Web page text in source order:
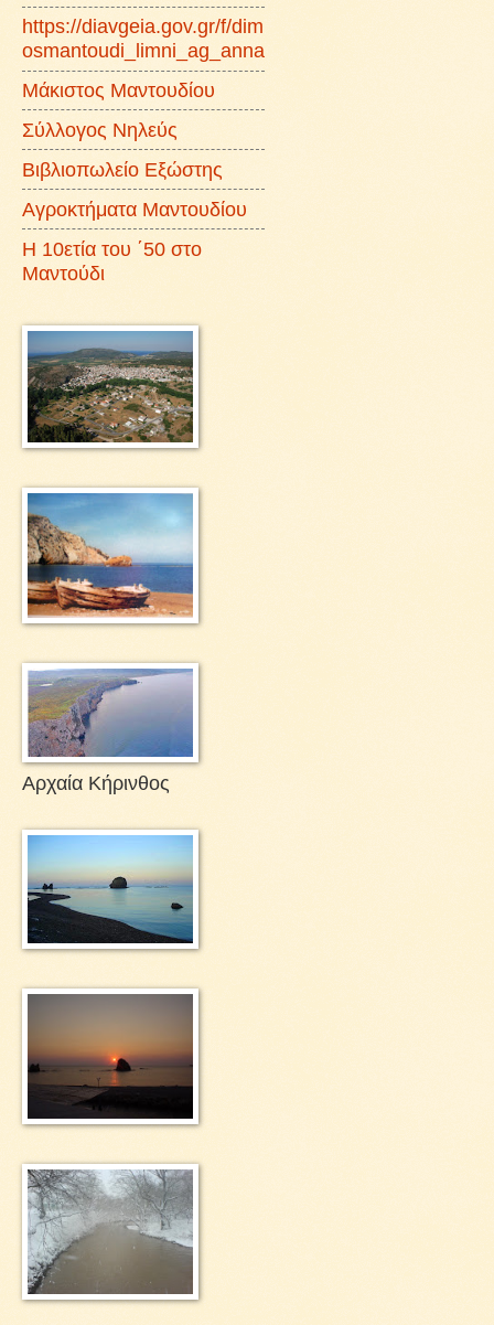
https://diavgeia.gov.gr/f/dim
osmantoudi_limni_ag_anna
Μάκιστος Μαντουδίου
Σύλλογος Νηλεύς
Βιβλιοπωλείο Εξώστης
Αγροκτήματα Μαντουδίου
Η 10ετία του ΄50 στο
Μαντούδι
Αρχαία Κήρινθος